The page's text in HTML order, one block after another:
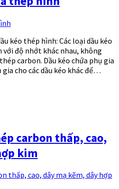
kéo thép hình: Các loại dầu kéo
với độ nhớt khác nhau, không
carbon. Dầu kéo chứa phụ gia
cho các dầu kéo khác để…
carbon thấp, cao,
kim